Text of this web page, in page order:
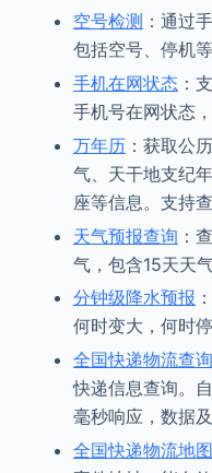
空号检测 ：通过
包括空号、停机等
手机在网状态：
手机号在网状态
万年历：获取公
气、天干地支纪
座等信息。支持
天气预报查询 ：
气，包含15天天
分钟级降水预报
何时变大，何时
全国快递物流查询
快递信息查询。
毫秒响应，数据及
全国快递物流地